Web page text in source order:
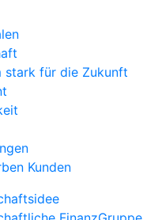
stark für die Zukunft
Kunden